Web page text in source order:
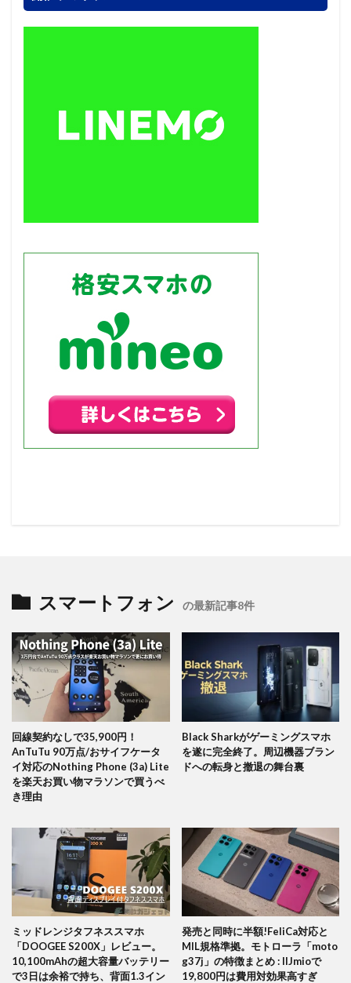
スマートフォン の最新記事8件
回線契約なしで35,900円！
AnTuTu 90万点/おサイフケータ
イ対応のNothing Phone (3a) Lite
を楽天お買い物マラソンで買うべ
き理由
Black Sharkがゲーミングスマホ
を遂に完全終了。周辺機器ブラン
ドへの転身と撤退の舞台裏
ミッドレンジタフネススマホ
「DOOGEE S200X」レビュー。
10,100mAhの超大容量バッテリー
で3日は余裕で持ち、背面1.3イン
発売と同時に半額!FeliCa対応と
MIL規格準拠。モトローラ「moto
g37j」の特徴まとめ : IIJmioで
19,800円は費用対効果高すぎ